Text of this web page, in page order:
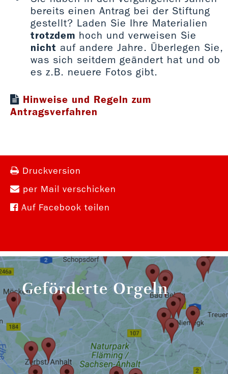
bereits einen Antrag bei der Stiftung
gestellt? Laden Sie Ihre Materialien
trotzdem hoch und verweisen Sie
nicht auf andere Jahre. Überlegen Sie,
was sich seitdem geändert hat und ob
es z.B. neuere Fotos gibt.
Hinweise und Regeln zum
Antragsverfahren
Druckversion
per Mail verschicken
Auf Facebook teilen
Geförderte Orgeln